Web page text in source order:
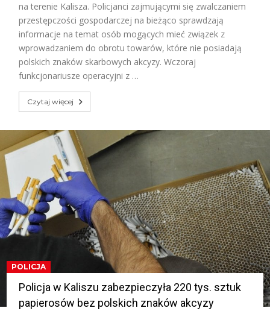
na terenie Kalisza. Policjanci zajmującymi się zwalczaniem
przestępczości gospodarczej na bieżąco sprawdzają
informacje na temat osób mogących mieć związek z
wprowadzaniem do obrotu towarów, które nie posiadają
polskich znaków skarbowych akcyzy. Wczoraj
funkcjonariusze operacyjni z …
Czytaj więcej
POLICJA
Policja w Kaliszu zabezpieczyła 220 tys. sztuk
papierosów bez polskich znaków akcyzy